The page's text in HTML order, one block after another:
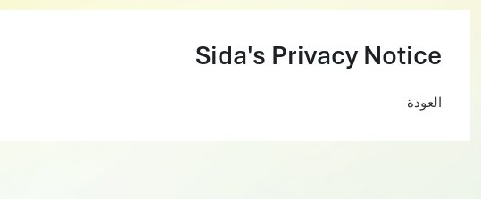
Sida's Privacy Notice
العودة